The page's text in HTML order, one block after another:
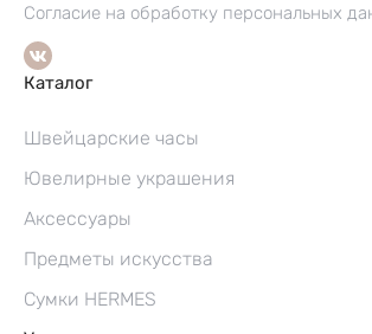
Согласие на обработку персональных
Каталог
Швейцарские часы
Ювелирные украшения
Аксессуары
Предметы искусства
Сумки HERMES